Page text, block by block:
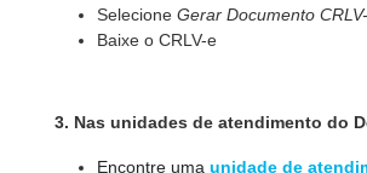
Selecione Gerar Documento
Baixe o CRLV-e
3. Nas unidades de atendimento do
Encontre uma unidade de